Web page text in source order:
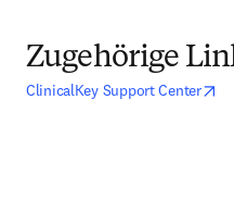
Zugehörige
ClinicalKey Support CenterWird
opens in new tab/window